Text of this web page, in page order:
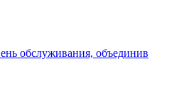
обслуживания, объединив